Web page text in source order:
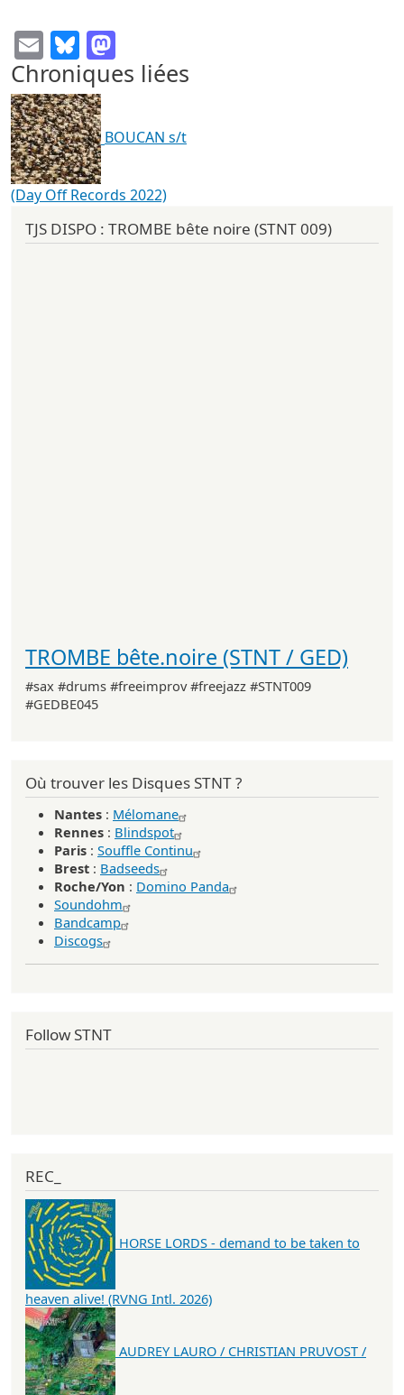
EmailBluesky
Chroniques liées
BOUCAN s/t
(Day Off Records 2022)
TJS DISPO : TROMBE bête noire (STNT 009)
TROMBE bête.noire (STNT / GED)
#sax #drums #freeimprov #freejazz #STNT009
#GEDBE045
Où trouver les Disques STNT ?
Nantes : Mélomane
Rennes : Blindspot
Paris : Souffle Continu
Brest : Badseeds
Roche/Yon : Domino Panda
Soundohm
Bandcamp
Discogs
Follow STNT
REC_
HORSE LORDS - demand to be taken to
heaven alive! (RVNG Intl. 2026)
AUDREY LAURO / CHRISTIAN PRUVOST /